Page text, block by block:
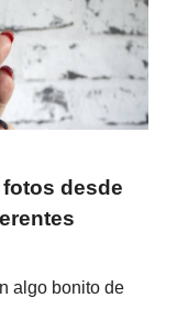
desde
algo bonito de